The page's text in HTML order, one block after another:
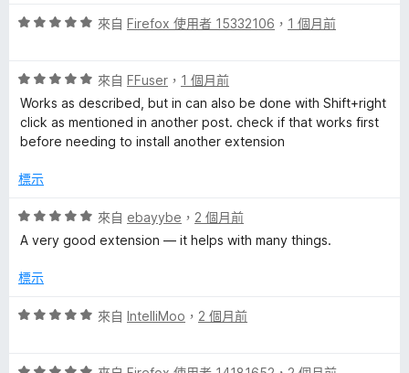
分
分
5
分
評
分
，
滿
分
分
來自 Firefox 使用者 15332106 ， 1 個月前
評
價
5
分
滿
5
分
來自 FFuser ， 1 個月前
Works as described, but in can also be done with Shift+right
click as mentioned in another post. check if that works first
before needing to install another extension
標示
評
價
分
滿
分
來自 ebayybe ， 2 個月前
A very good extension — it helps with many things.
標示
評
來自 IntelliMoo ， 2 個月前